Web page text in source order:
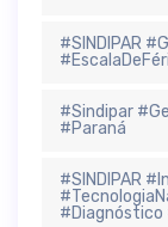
#SINDIPAR
#Sindipar
#Paraná
#SINDIPAR
#Diagnóstico